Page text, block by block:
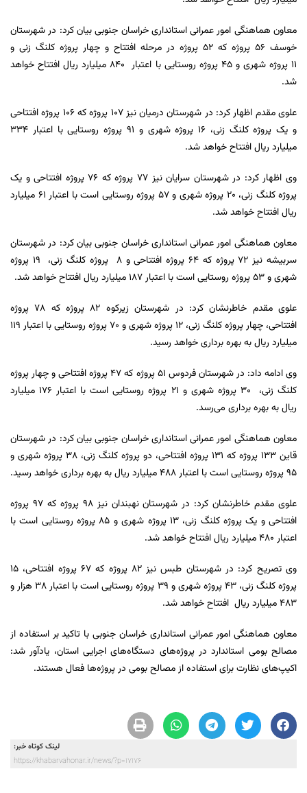
معاون هماهنگی امور عمرانی استانداری خراسان جنوبی بیان کرد: در شهرستان
خوسف ۵۶ پروژه که ۵۲ پروژه در مرحله افتتاح و چهار پروژه کلنگ زنی و
11 پروژه شهری و ۴۵ پروژه روستایی با اعتبار ۸۴۰ میلیارد ریال افتتاح خواهد
شد.
علوی مقدم اظهار کرد: در شهرستان درمیان نیز ۱۰۷ پروژه که ۱۰۶ پروژه افتتاحی
و یک پروژه کلنگ زنی، ۱۶ پروژه شهری و ۹۱ پروژه روستایی با اعتبار ۳۳۴
میلیارد ریال افتتاح خواهد شد.
وی اظهار کرد: در شهرستان سرایان نیز ۷۷ پروژه که ۷۶ پروژه افتتاحی و یک
پروژه کلنگ زنی، ۲۰ پروژه شهری و ۵۷ پروژه روستایی است با اعتبار ۶۱ میلیارد
ریال افتتاح خواهد شد.
معاون هماهنگی امور عمرانی استانداری خراسان جنوبی بیان کرد: در شهرستان
سربیشه نیز ۷۲ پروژه که ۶۴ پروژه افتتاحی و ۸ پروژه کلنگ زنی، 19 پروژه
شهری و ۵۳ پروژه روستایی است با اعتبار ۱۸۷ میلیارد ریال افتتاح خواهد شد.
علوی مقدم خاطرنشان کرد: در شهرستان زیرکوه ۸۲ پروژه که ۷۸ پروژه
افتتاحی، چهار پروژه کلنگ زنی، ۱۲ پروژه شهری و ۷۰ پروژه روستایی با اعتبار ۱۱۹
میلیارد ریال به بهره برداری خواهد رسید.
وی ادامه داد: در شهرستان فردوس ۵۱ پروژه که ۴۷ پروژه افتتاحی و چهار پروژه
کلنگ زنی، 30 پروژه شهری و 21 پروژه روستایی است با اعتبار ۱۷۶ میلیارد
ریال به بهره برداری می‌رسد.
معاون هماهنگی امور عمرانی استانداری خراسان جنوبی بیان کرد: در شهرستان
قاین 133 پروژه که 131 پروژه افتتاحی، دو پروژه کلنگ زنی، ۳۸ پروژه شهری و
۹۵ پروژه روستایی است با اعتبار 488 میلیارد ریال به بهره برداری خواهد رسید.
علوی مقدم خاطرنشان کرد: در شهرستان نهبندان نیز ۹۸ پروژه که ۹۷ پروژه
افتتاحی و یک پروژه کلنگ زنی، ۱۳ پروژه شهری و ۸۵ پروژه روستایی است با
اعتبار ۴۸۰ میلیارد ریال افتتاح خواهد شد.
وی تصریح کرد: در شهرستان طبس نیز ۸۲ پروژه که 67 پروژه افتتاحی، ۱۵
پروژه کلنگ زنی، ۴۳ پروژه شهری و 39 پروژه روستایی است با اعتبار ۳۸ هزار و
۴۸۳ میلیارد ریال افتتاح خواهد شد.
معاون هماهنگی امور عمرانی استانداری خراسان جنوبی با تاکید بر استفاده از
مصالح بومی استاندارد در پروژه‌های دستگاه‌های اجرایی استان، یادآور شد:
اکیپ‌های نظارت برای استفاده از مصالح بومی در پروژه‌ها فعال هستند.
لینک کوتاه خبر:
https://khabarvahonar.ir/news/?p=17176